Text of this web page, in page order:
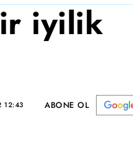
iyilik
12:43 ABONE OL